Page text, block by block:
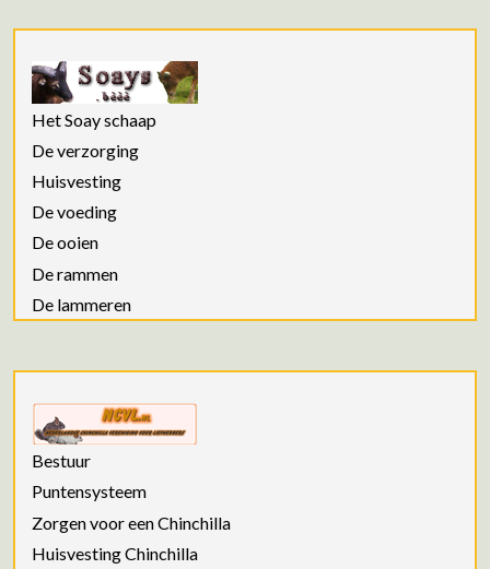
Het Soay schaap
De verzorging
Huisvesting
De voeding
De ooien
De rammen
De lammeren
Bestuur
Puntensysteem
Zorgen voor een Chinchilla
Huisvesting Chinchilla